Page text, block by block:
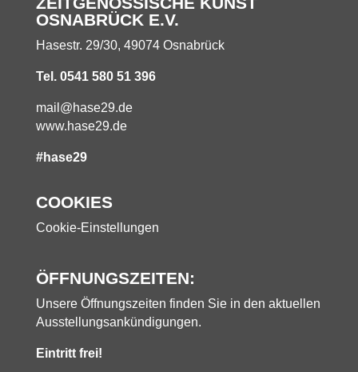
OSNABRÜCK E.V.
Hasestr. 29/30, 49074 Osnabrück
Tel. 0541 580 51 396
mail@hase29.de
www.hase29.de
#hase29
COOKIES
Cookie-Einstellungen
ÖFFNUNGSZEITEN:
Unsere Öffnungszeiten finden Sie in den aktuellen
Ausstellungsankündigungen.
Eintritt frei!